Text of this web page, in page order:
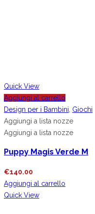
Quick View
Aggiungi al carrello
Design per i Bambini Giochi
Aggiungi a lista nozze
Aggiungi a lista nozze
Puppy Magis Verde M
€140.00
Aggiungi al carrello
Quick View